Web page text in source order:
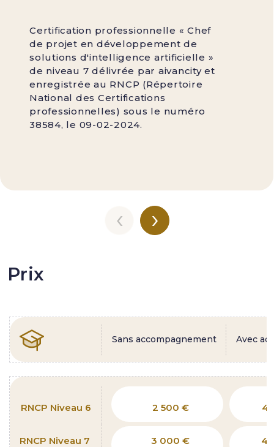
Certification professionnelle « Chef
de projet en développement de
solutions d'intelligence artificielle »
de niveau 7 délivrée par aivancity et
enregistrée au RNCP (Répertoire
National des Certifications
professionnelles) sous le numéro
38584, le 09-02-2024.
‹ ›
Prix
Sans accompagnement Avec
RNCP Niveau 6 2 500 € 4
RNCP Niveau 7 3 000 € 4